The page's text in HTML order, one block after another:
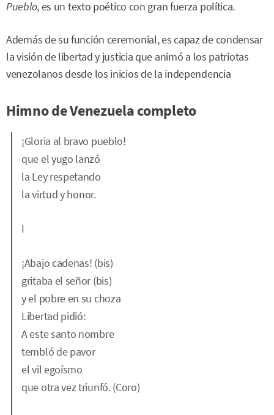
Pueblo, es un texto poético con gran fuerza política.
Además de su función ceremonial, es capaz de condensar
la visión de libertad y justicia que animó a los patriotas
venezolanos desde los inicios de la independencia
Himno de Venezuela completo
¡Gloria al bravo pueblo!
que el yugo lanzó
la Ley respetando
la virtud y honor.
I
¡Abajo cadenas! (bis)
gritaba el señor (bis)
y el pobre en su choza
Libertad pidió:
A este santo nombre
tembló de pavor
el vil egoísmo
que otra vez triunfó. (Coro)